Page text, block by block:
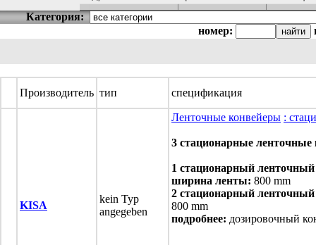
Категория:
номер:
Производитель тип спецификация
KISA
kein Typ
angegeben
Ленточные конвейеры :
3 стационарные ленточные
1 стационарный
ширина ленты: 800 mm
2 стационарный ленточный
800 mm
подробнее: дозировочный